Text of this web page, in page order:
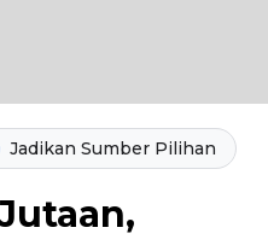
Jadikan Sumber Pilihan